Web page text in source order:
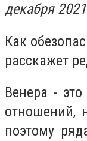
декабря
Как
расскажет
Венера -
отношений,
поэтому